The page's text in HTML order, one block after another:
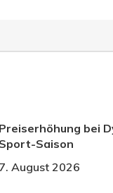
Preiserhöhung bei
Sport-Saison
7. August 2026